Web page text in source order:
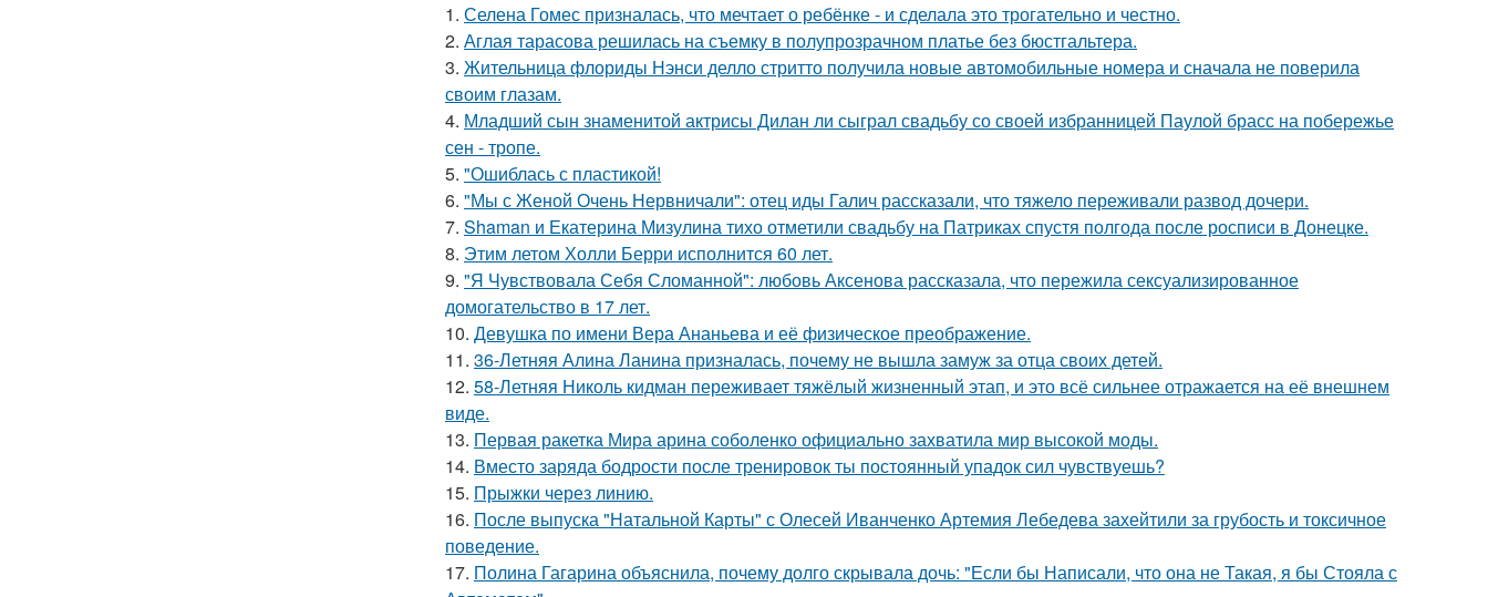
1. Селена Гомес призналась, что мечтает о ребёнке - и сделала это трогательно и честно.
2. Аглая тарасова решилась на съемку в полупрозрачном платье без бюстгальтера.
3. Жительница флориды Нэнси делло стритто получила новые автомобильные номера и сначала не поверила
своим глазам.
4. Младший сын знаменитой актрисы Дилан ли сыграл свадьбу со своей избранницей Паулой брасс на побережье
сен - тропе.
5. "Ошиблась с пластикой!
6. "Мы с Женой Очень Нервничали": отец иды Галич рассказали, что тяжело переживали развод дочери.
7. Shaman и Екатерина Мизулина тихо отметили свадьбу на Патриках спустя полгода после росписи в Донецке.
8. Этим летом Холли Берри исполнится 60 лет.
9. "Я Чувствовала Себя Сломанной": любовь Аксенова рассказала, что пережила сексуализированное
домогательство в 17 лет.
10. Девушка по имени Вера Ананьева и её физическое преображение.
11. 36-Летняя Алина Ланина призналась, почему не вышла замуж за отца своих детей.
12. 58-Летняя Николь кидман переживает тяжёлый жизненный этап, и это всё сильнее отражается на её внешнем
виде.
13. Первая ракетка Мира арина соболенко официально захватила мир высокой моды.
14. Вместо заряда бодрости после тренировок ты постоянный упадок сил чувствуешь?
15. Прыжки через линию.
16. После выпуска "Натальной Карты" с Олесей Иванченко Артемия Лебедева захейтили за грубость и токсичное
поведение.
17. Полина Гагарина объяснила, почему долго скрывала дочь: "Если бы Написали, что она не Такая, я бы Стояла с